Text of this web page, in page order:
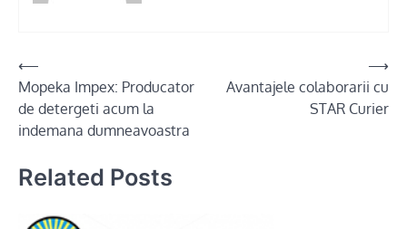
Post
navigation
⟵
Mopeka Impex: Producator
de detergeti acum la
indemana dumneavoastra
Avantajele colaborarii cu
STAR Curier
⟶
Related Posts